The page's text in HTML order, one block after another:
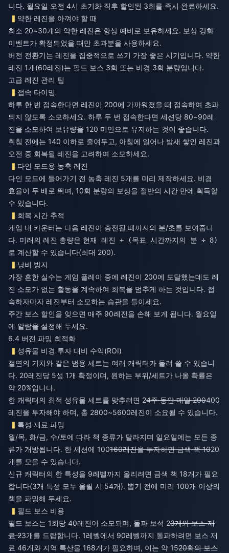
니다. 월요일 오전 4시 초기화 직후 할인된 3회를 즉시 완료하세요.
약한 레진을 아껴야 할 때
최소 20~30개의 약한 레진은 항상 예비로 보유하세요. 보상 강화
이벤트가 확정되었을 때만 초과분을 사용하세요.
버전 전환기는 레진을 집중적으로 쓰기 가장 좋은 시기입니다. 약한
레진 1개(60레진)는 필드 보스 3회 또는 비경 3회 분량입니다.
고급 레진 관리 팁
접속 타이밍
하루 한 번 접속한다면 레진이 200에 가까워졌을 때 접속하여 초과
되지 않도록 소모하세요. 하루 두 번 접속한다면 세션당 80~90레
진을 소모하여 보유량을 120 미만으로 유지하는 것이 좋습니다.
취침 전에는 140 이하로 줄여두고, 아침에 일어나 밤새 쌓인 레진과
오전 중 회복될 레진을 고려하여 소모하세요.
다인 모드용 농축 레진
다인 모드에 들어가기 전 농축 레진 5개를 미리 제작하세요. 비경
효율이 두 배로 뛰며, 10회 분량의 보상을 절반의 시간 만에 획득할
수 있습니다.
회복 시간 추적
게임 내 카운터는 다음 레진이 충전될 때까지의 분/초를 보여줍니
다. 미래의 레진 총량은 현재 레진 + (목표 시간까지의 분 ÷ 8)
로 계산할 수 있습니다(최대 200).
낭비 방지
가장 흔한 실수는 게임 플레이 중에 레진이 200에 도달했는데도 레
진 소모가 없는 활동을 계속하여 회복을 멈추게 하는 것입니다. 접
속하자마자 레진부터 소모하는 습관을 들이세요.
주간 보스 할인을 잊으면 매주 90레진을 손해 보게 됩니다. 월요일
에 알람을 설정해 두세요.
6.4 버전 파밍 최적화
성유물 비경 투자 대비 수익(ROI)
절연의 기치와 같은 범용 세트는 여러 캐릭터가 돌려 쓸 수 있습니
다. 20레진당 5성 1개 확정이며, 원하는 부위/세트가 나올 확률은
약 20%입니다.
한 캐릭터의 최적 성유물 세트를 맞추려면 24주 동안 매일 200400
레진을 투자해야 하며, 총 2800~5600레진이 소요될 수 있습니다.
특성 재료 파밍
월/목, 화/금, 수/토에 따라 책 종류가 달라지며 일요일에는 모든 종
류가 개방됩니다. 한 세션에 100160레진을 투자하면 금색 책 1020
개를 모을 수 있습니다.
신규 캐릭터의 한 특성을 9레벨까지 올리려면 금색 책 18개가 필요
합니다(3개 특성 모두 올릴 시 54개). 뽑기 전에 미리 100개 이상의
책을 파밍해 두세요.
필드 보스 비용
필드 보스는 1회당 40레진이 소모되며, 돌파 보석 23개와 보스 재
료 23개를 드랍합니다. 1레벨에서 90레벨까지 돌파하려면 보스 재
료 46개와 지역 특산물 168개가 필요하며, 이는 약 1520회의 보스